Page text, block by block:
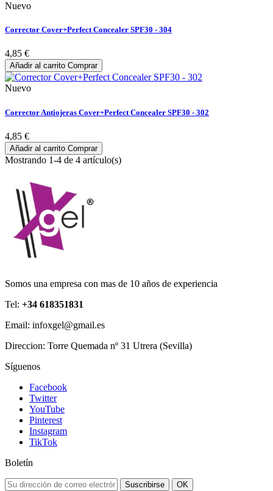
Nuevo
Corrector Cover+Perfect Concealer SPF30 - 304
4,85 €
Añadir al carrito Comprar
Nuevo
Corrector Antiojeras Cover+Perfect Concealer SPF30 - 302
4,85 €
Añadir al carrito Comprar
Mostrando 1-4 de 4 artículo(s)
Somos una empresa con mas de 10 años de experiencia
Tel: +34 618351831
Email: infoxgel@gmail.es
Direccion: Torre Quemada nº 31 Utrera (Sevilla)
Síguenos
Facebook
Twitter
YouTube
Pinterest
Instagram
TikTok
Boletín
Suscribirse OK